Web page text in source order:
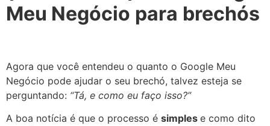
Meu Negócio para brechós
Agora que você entendeu o quanto o Google Meu
Negócio pode ajudar o seu brechó, talvez esteja se
perguntando: “Tá, e como eu faço isso?”
A boa notícia é que o processo é simples e como dito